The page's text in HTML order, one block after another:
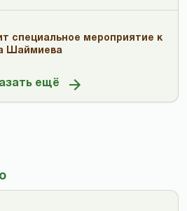
специальное мероприятие к
Шаймиева
ещё